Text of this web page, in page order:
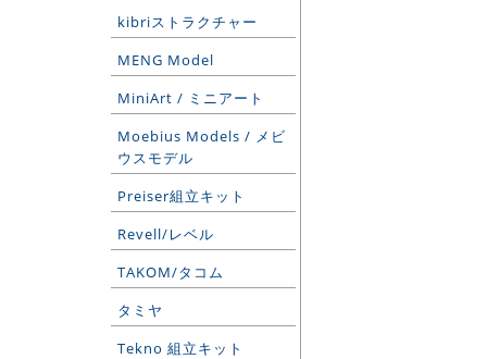
kibriストラクチャー
MENG Model
MiniArt / ミニアート
Moebius Models / メビ
ウスモデル
Preiser組立キット
Revell/レベル
TAKOM/タコム
タミヤ
Tekno 組立キット